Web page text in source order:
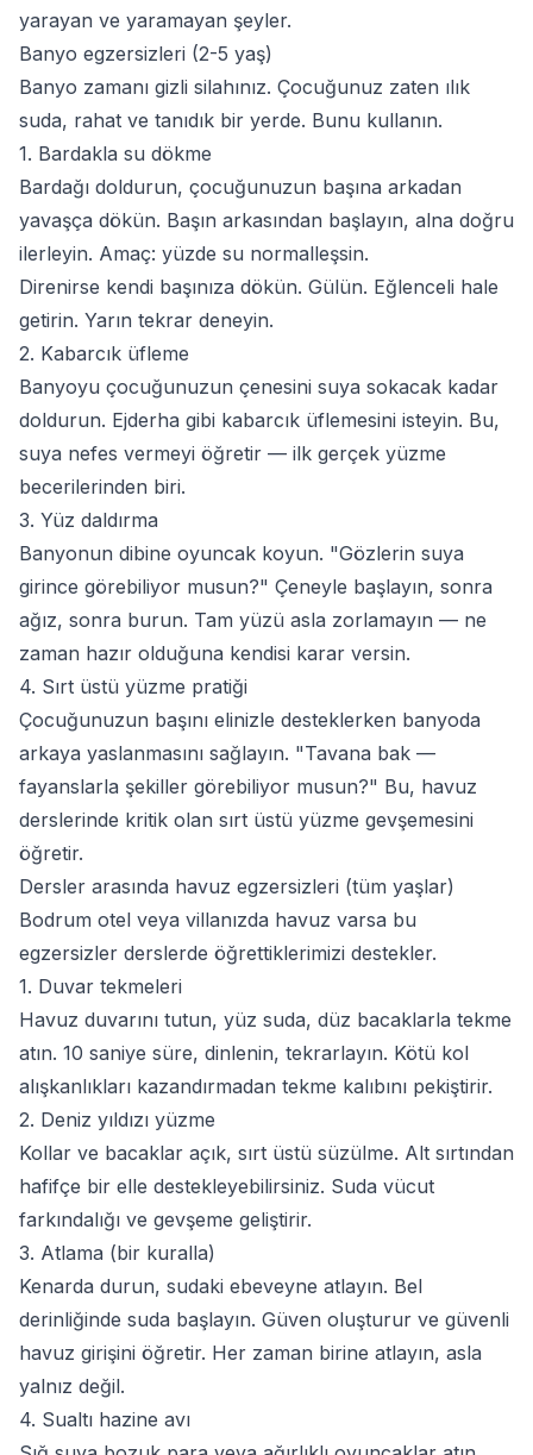
yarayan ve yaramayan şeyler.
Banyo egzersizleri (2-5 yaş)
Banyo zamanı gizli silahınız. Çocuğunuz zaten ılık
suda, rahat ve tanıdık bir yerde. Bunu kullanın.
1. Bardakla su dökme
Bardağı doldurun, çocuğunuzun başına arkadan
yavaşça dökün. Başın arkasından başlayın, alna doğru
ilerleyin. Amaç: yüzde su normalleşsin.
Direnirse kendi başınıza dökün. Gülün. Eğlenceli hale
getirin. Yarın tekrar deneyin.
2. Kabarcık üfleme
Banyoyu çocuğunuzun çenesini suya sokacak kadar
doldurun. Ejderha gibi kabarcık üflemesini isteyin. Bu,
suya nefes vermeyi öğretir — ilk gerçek yüzme
becerilerinden biri.
3. Yüz daldırma
Banyonun dibine oyuncak koyun. "Gözlerin suya
girince görebiliyor musun?" Çeneyle başlayın, sonra
ağız, sonra burun. Tam yüzü asla zorlamayın — ne
zaman hazır olduğuna kendisi karar versin.
4. Sırt üstü yüzme pratiği
Çocuğunuzun başını elinizle desteklerken banyoda
arkaya yaslanmasını sağlayın. "Tavana bak —
fayanslarla şekiller görebiliyor musun?" Bu, havuz
derslerinde kritik olan sırt üstü yüzme gevşemesini
öğretir.
Dersler arasında havuz egzersizleri (tüm yaşlar)
Bodrum otel veya villanızda havuz varsa bu
egzersizler derslerde öğrettiklerimizi destekler.
1. Duvar tekmeleri
Havuz duvarını tutun, yüz suda, düz bacaklarla tekme
atın. 10 saniye süre, dinlenin, tekrarlayın. Kötü kol
alışkanlıkları kazandırmadan tekme kalıbını pekiştirir.
2. Deniz yıldızı yüzme
Kollar ve bacaklar açık, sırt üstü süzülme. Alt sırtından
hafifçe bir elle destekleyebilirsiniz. Suda vücut
farkındalığı ve gevşeme geliştirir.
3. Atlama (bir kuralla)
Kenarda durun, sudaki ebeveyne atlayın. Bel
derinliğinde suda başlayın. Güven oluşturur ve güvenli
havuz girişini öğretir. Her zaman birine atlayın, asla
yalnız değil.
4. Sualtı hazine avı